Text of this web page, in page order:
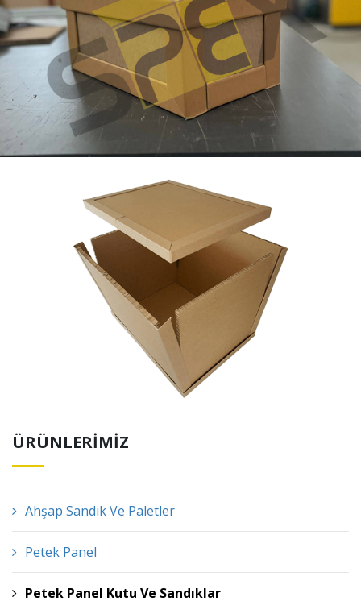
ÜRÜNLERİMİZ
Ahşap Sandık Ve Paletler
Petek Panel
Petek Panel Kutu Ve Sandıklar